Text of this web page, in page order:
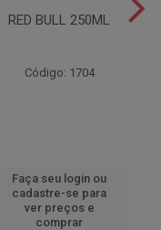
RED BULL 250ML
Código: 1704
Faça seu login ou
cadastre-se para
ver preços e
comprar